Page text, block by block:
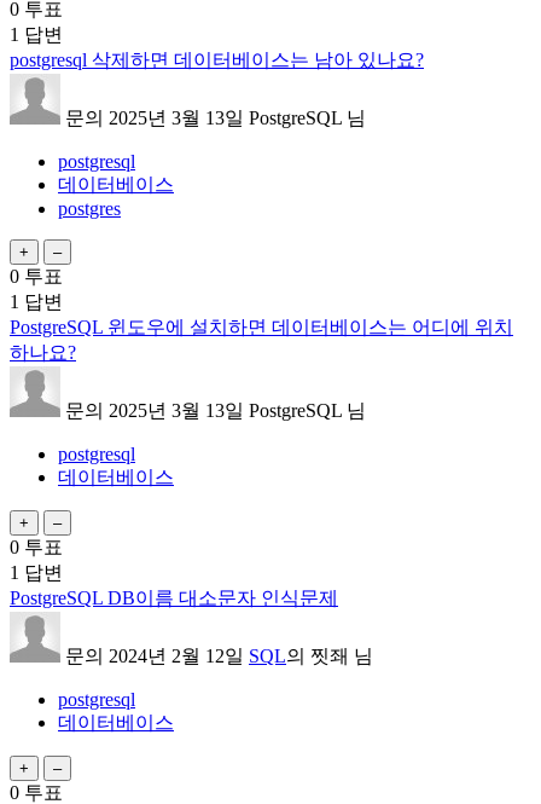
0 투표
1 답변
postgresql 삭제하면 데이터베이스는 남아 있나요?
문의 2025년 3월 13일 PostgreSQL 님
postgresql
데이터베이스
postgres
0 투표
1 답변
PostgreSQL 윈도우에 설치하면 데이터베이스는 어디에 위치
하나요?
문의 2025년 3월 13일 PostgreSQL 님
postgresql
데이터베이스
0 투표
1 답변
PostgreSQL DB이름 대소문자 인식문제
문의 2024년 2월 12일 SQL의 찟좨 님
postgresql
데이터베이스
0 투표